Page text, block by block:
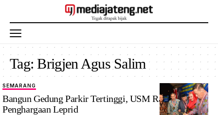
Tag:Brigjen Agus Salim
SEMARANG
Bangun Gedung Parkir Tertinggi, USM Raih
Penghargaan Leprid